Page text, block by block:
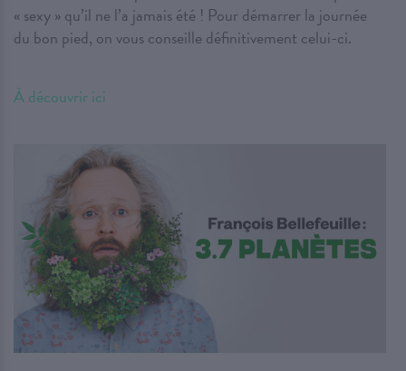
« sexy » qu’il ne l’a jamais été ! Pour démarrer la journée
du bon pied, on vous conseille définitivement celui-ci.
À découvrir ici